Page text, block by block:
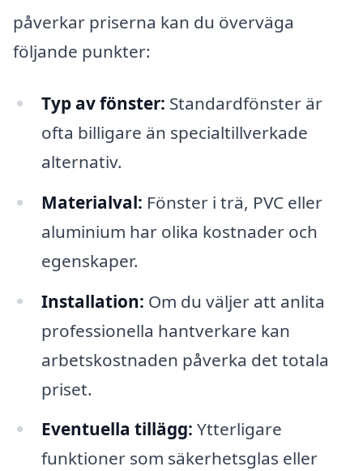
påverkar priserna kan du överväga
följande punkter:
Typ av fönster: Standardfönster är
ofta billigare än specialtillverkade
alternativ.
Materialval: Fönster i trä, PVC eller
aluminium har olika kostnader och
egenskaper.
Installation: Om du väljer att anlita
professionella hantverkare kan
arbetskostnaden påverka det totala
priset.
Eventuella tillägg: Ytterligare
funktioner som säkerhetsglas eller